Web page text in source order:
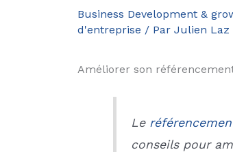
Business Development &
d'entreprise / Par Julien Laz
Améliorer son
Le
conseils pour